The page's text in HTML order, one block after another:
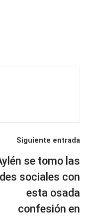
Siguiente entrada
se tomo las
sociales con
esta osada
confesión en